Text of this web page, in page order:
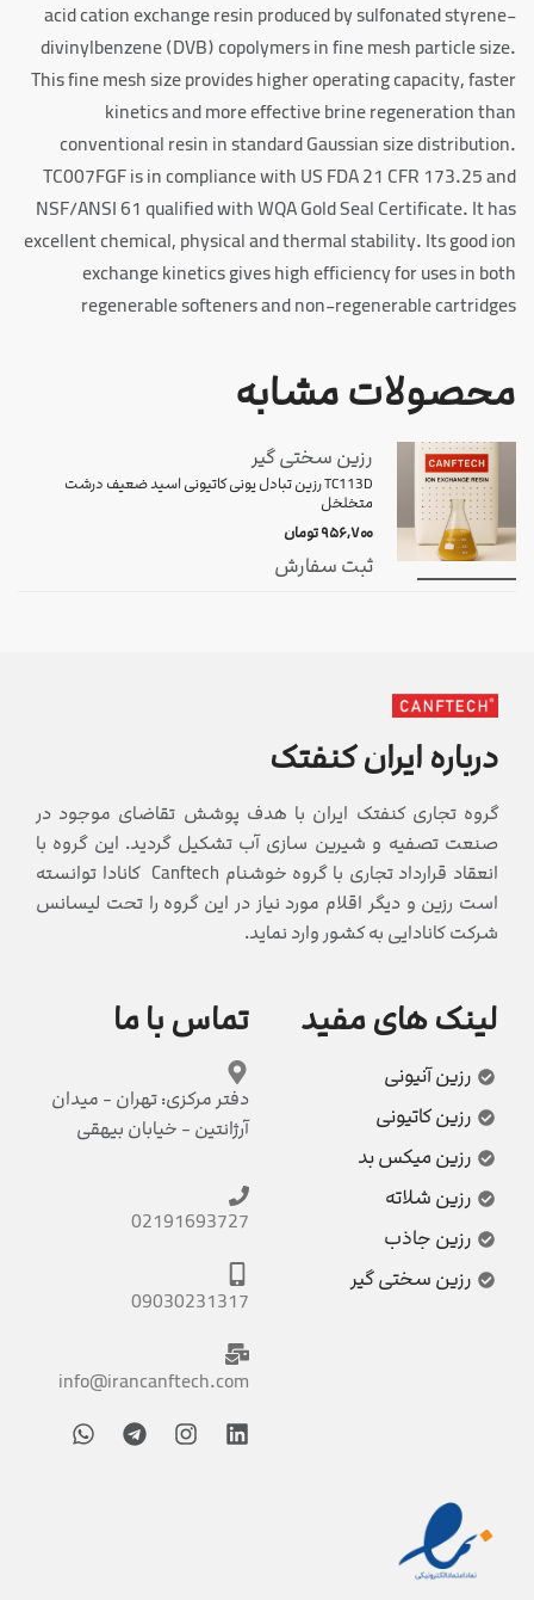
acid cation exchange resin produced by sulfonated styrene-
divinylbenzene (DVB) copolymers in fine mesh particle size.
This fine mesh size provides higher operating capacity, faster
kinetics and more effective brine regeneration than
conventional resin in standard Gaussian size distribution.
TC007FGF is in compliance with US FDA 21 CFR 173.25 and
NSF/ANSI 61 qualified with WQA Gold Seal Certificate. It has
excellent chemical, physical and thermal stability. Its good ion
exchange kinetics gives high efficiency for uses in both
regenerable softeners and non-regenerable cartridges
محصولات مشابه
رزین سختی گیر
TC113D رزین تبادل یونی کاتیونی اسید ضعیف درشت
متخلخل
۹۵۶,۷۰۰تومان
ثبت سفارش
درباره ایران کنفتک
گروه تجاری کنفتک ایران با هدف پوشش تقاضای موجود در
صنعت تصفیه و شیرین سازی آب تشکیل گردید. این گروه با
انعقاد قرارداد تجاری با گروه خوشنام Canftech کانادا توانسته
است رزین و دیگر اقلام مورد نیاز در این گروه را تحت لیسانس
شرکت کانادایی به کشور وارد نماید.
لینک های مفید
رزین آنیونی
رزین کاتیونی
رزین میکس بد
رزین شلاته
رزین جاذب
رزین سختی گیر
تماس با ما
دفتر مرکزی: تهران - میدان
آرژانتین - خیابان بیهقی
02191693727
09030231317
info@irancanftech.com